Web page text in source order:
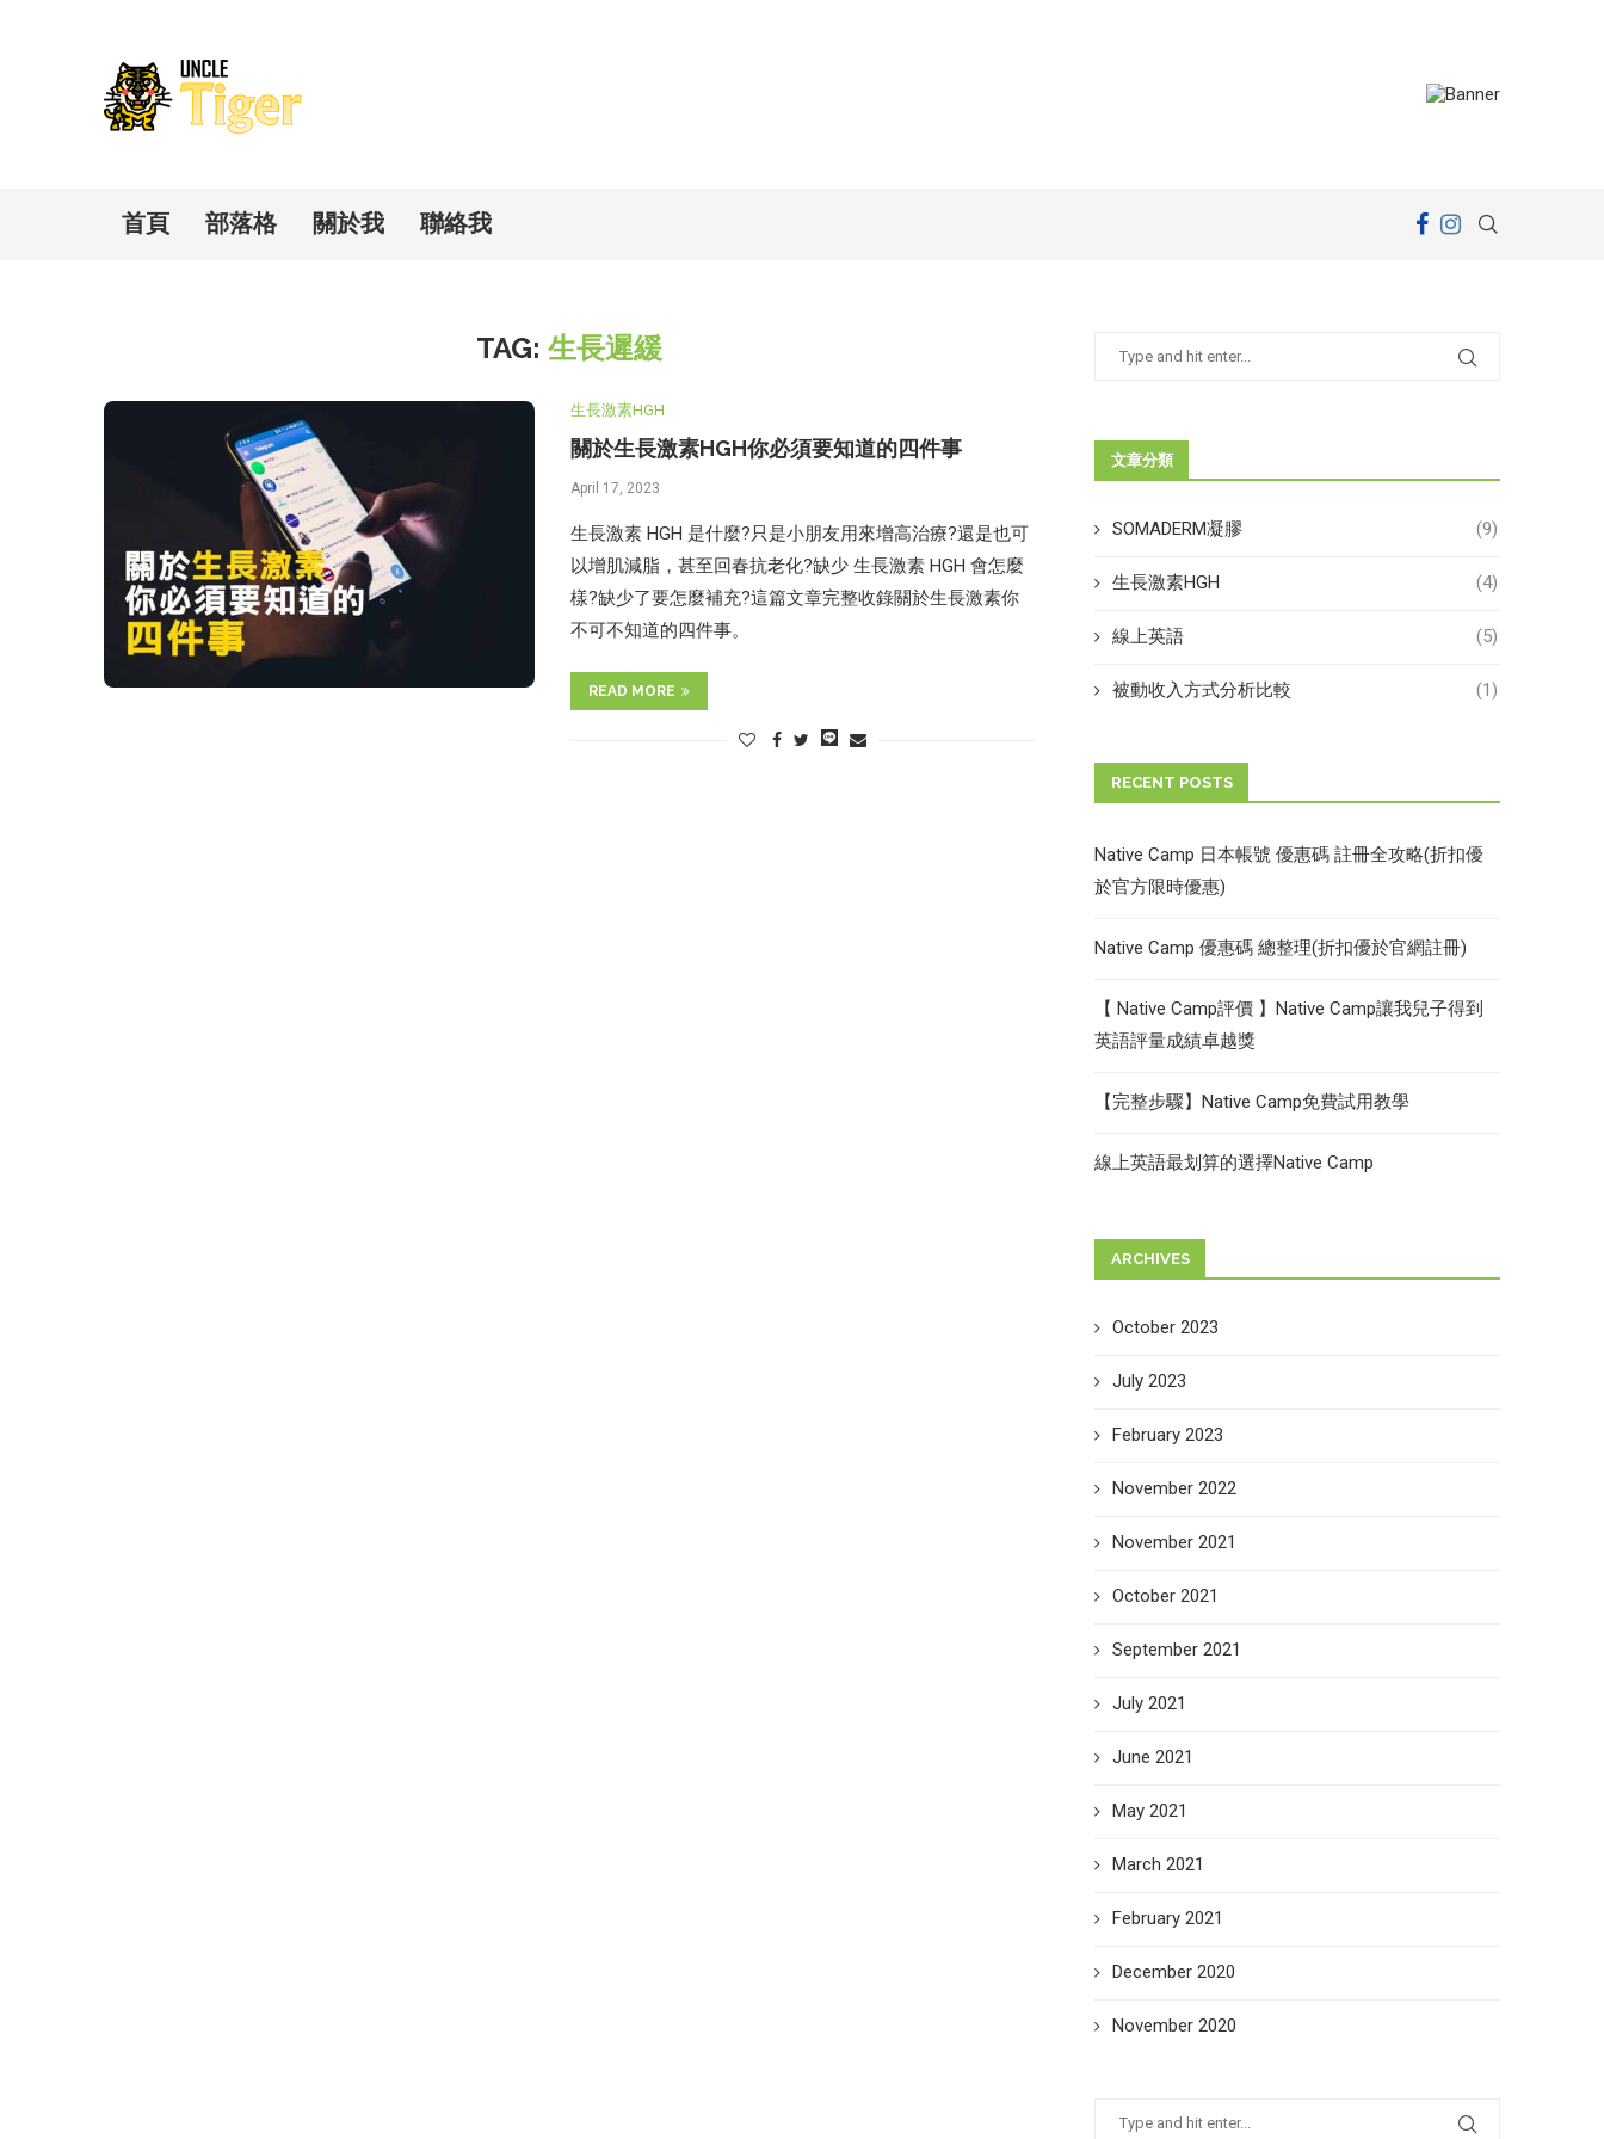
首頁 部落格 關於我 聯絡我
TAG: 生長遲緩
生長激素HGH
關於生長激素HGH你必須要知道的四件事
April 17, 2023
生長激素 HGH 是什麼?只是小朋友用來增高治療?還是也可
以增肌減脂，甚至回春抗老化?缺少 生長激素 HGH 會怎麼
樣?缺少了要怎麼補充?這篇文章完整收錄關於生長激素你
不可不知道的四件事。
READ MORE
文章分類
SOMADERM凝膠 (9)
生長激素HGH (4)
線上英語 (5)
被動收入方式分析比較 (1)
RECENT POSTS
Native Camp 日本帳號 優惠碼 註冊全攻略(折扣優
於官方限時優惠)
Native Camp 優惠碼 總整理(折扣優於官網註冊)
【 Native Camp評價 】Native Camp讓我兒子得到
英語評量成績卓越獎
【完整步驟】Native Camp免費試用教學
線上英語最划算的選擇Native Camp
ARCHIVES
October 2023
July 2023
February 2023
November 2022
November 2021
October 2021
September 2021
July 2021
June 2021
May 2021
March 2021
February 2021
December 2020
November 2020